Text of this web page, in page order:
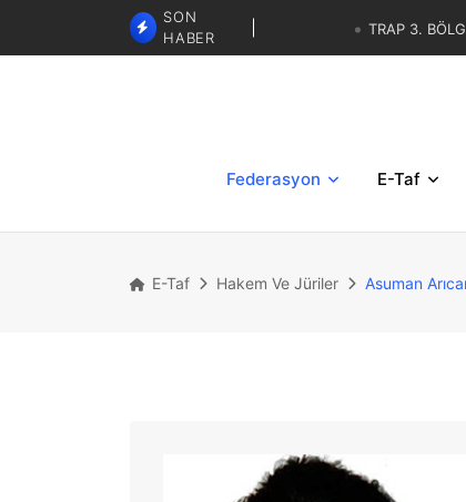
SON
HABER
SKEET - TRAP İBRAHİM
GÖREVLENDİRMELERİ
TRAP 2.BÖLGESEL
TRAP 3. BÖLGESEL YAZ
Federasyon E-Taf
E-Taf Hakem Ve Jüriler Asuman